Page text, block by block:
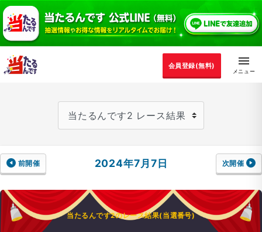
会員登録(無料)
前開催 2024年7月7日 次開催
当たるんです2のレース結果(当選番号)